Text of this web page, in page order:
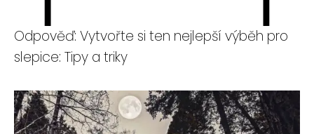
Odpověď: Vytvořte si ten nejlepší výběh pro
slepice: Tipy a triky